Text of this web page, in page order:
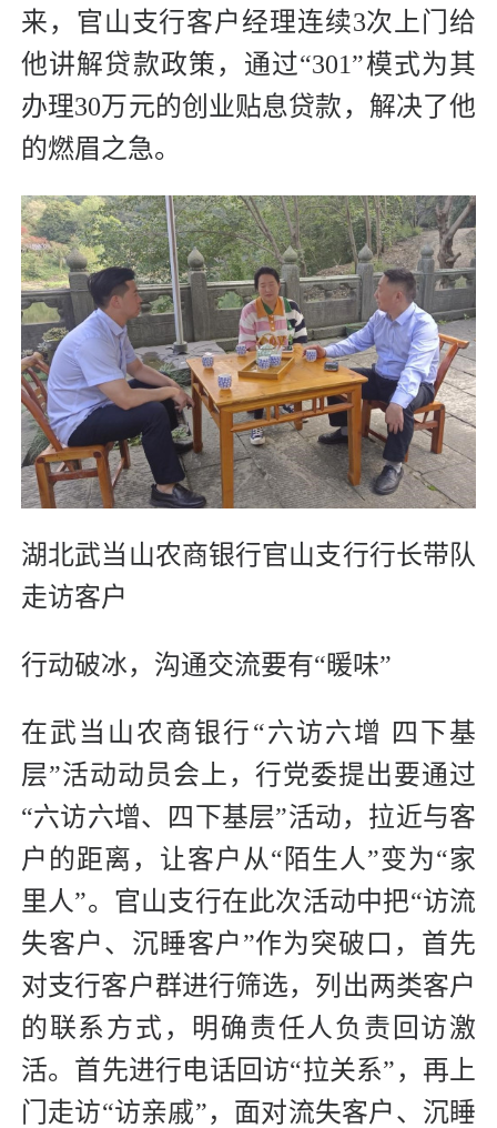
来，官山支行客户经理连续3次上门给
他讲解贷款政策，通过“301”模式为其
办理30万元的创业贴息贷款，解决了他
的燃眉之急。
湖北武当山农商银行官山支行行长带队
走访客户
行动破冰，沟通交流要有“暖味”
在武当山农商银行“六访六增 四下基
层”活动动员会上，行党委提出要通过
“六访六增、四下基层”活动，拉近与客
户的距离，让客户从“陌生人”变为“家
里人”。官山支行在此次活动中把“访流
失客户、沉睡客户”作为突破口，首先
对支行客户群进行筛选，列出两类客户
的联系方式，明确责任人负责回访激
活。首先进行电话回访“拉关系”，再上
门走访“访亲戚”，面对流失客户、沉睡